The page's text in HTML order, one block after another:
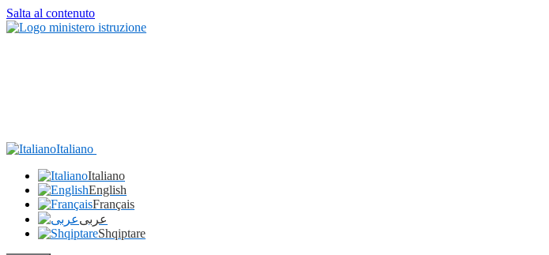
Salta al contenuto
Italiano
Italiano
English
Français
عربى
Shqiptare